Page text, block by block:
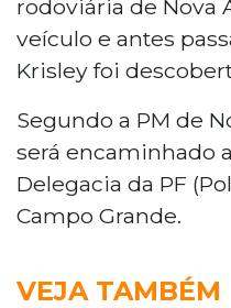
rodoviária de Nova
veículo e antes
Krisley foi
Segundo a PM de
será encaminhado
Delegacia da PF
Campo Grande.
VEJA TAMBÉM